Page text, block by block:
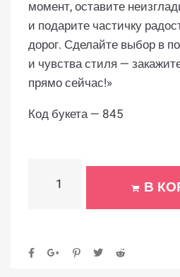
момент, оставите
и подарите частичку
дорог. Сделайте выбор в
и чувства стиля —
прямо сейчас!»
Код букета — 845
В